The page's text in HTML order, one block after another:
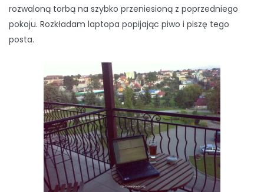
rozwaloną torbą na szybko przeniesioną z poprzedniego
pokoju. Rozkładam laptopa popijając piwo i piszę tego
posta.